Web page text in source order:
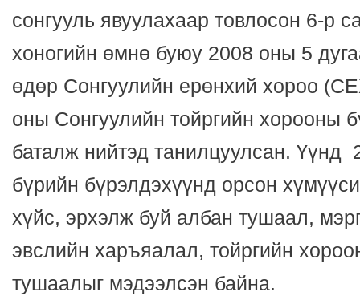
сонгууль явуулахаар товлосон 6-р
хоногийн өмнө буюу 2008 оны 5
өдөр Сонгуулийн ерөнхий хороо
оны Сонгуулийн тойргийн хорооны
баталж нийтэд танилцуулсан. Үүнд
бүрийн бүрэлдэхүүнд орсон
хүйс, эрхэлж буй албан тушаал,
эвслийн харъяалал, тойргийн
тушаалыг мэдээлсэн байна.